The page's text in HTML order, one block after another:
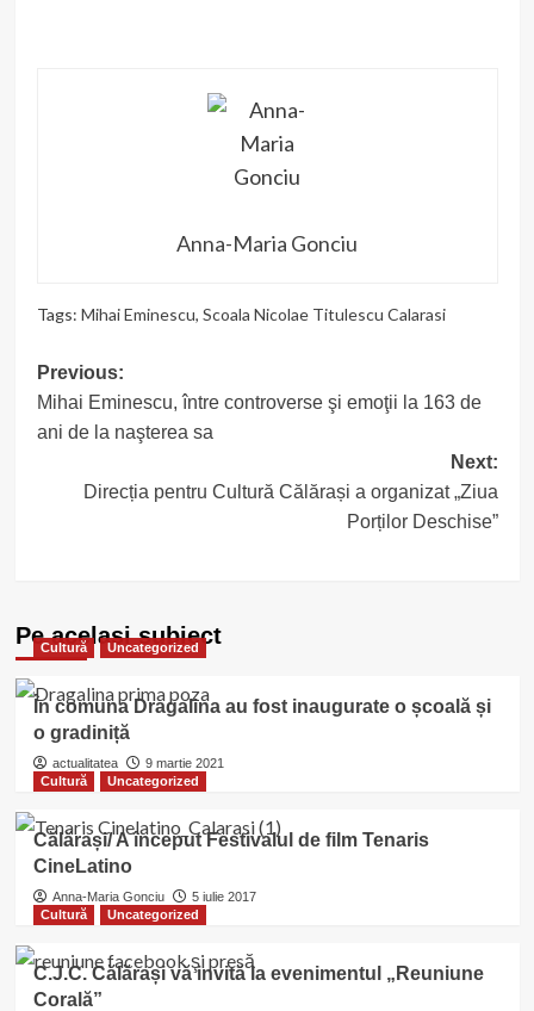
Anna-Maria Gonciu
Tags: Mihai Eminescu, Scoala Nicolae Titulescu Calarasi
Post
navigation
Previous:
Mihai Eminescu, între controverse şi emoţii la 163 de
ani de la naşterea sa
Next:
Direcția pentru Cultură Călărași a organizat „Ziua
Porților Deschise”
Pe acelasi subiect
Cultură Uncategorized
În comuna Dragalina au fost inaugurate o școală și
o gradiniță
actualitatea
9 martie 2021
Cultură
Uncategorized
Călărași/ A început Festivalul de film Tenaris
CineLatino
Anna-Maria Gonciu
5 iulie 2017
Cultură
Uncategorized
C.J.C. Călărași vă invită la evenimentul „Reuniune
Corală”